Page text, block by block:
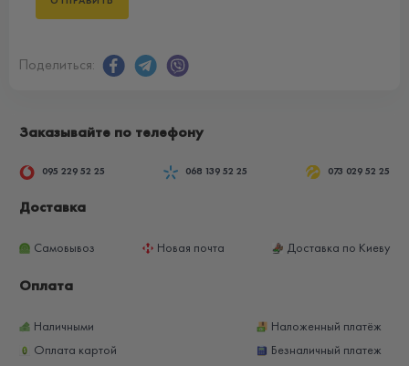
Поделиться:
Заказывайте по телефону
095 229 52 25 068 139 52 25 073 029 52 25
Доставка
Самовывоз Новая почта Доставка по Киеву
Оплата
Наличными
Наложенный платёж
Оплата картой
Безналичный платеж